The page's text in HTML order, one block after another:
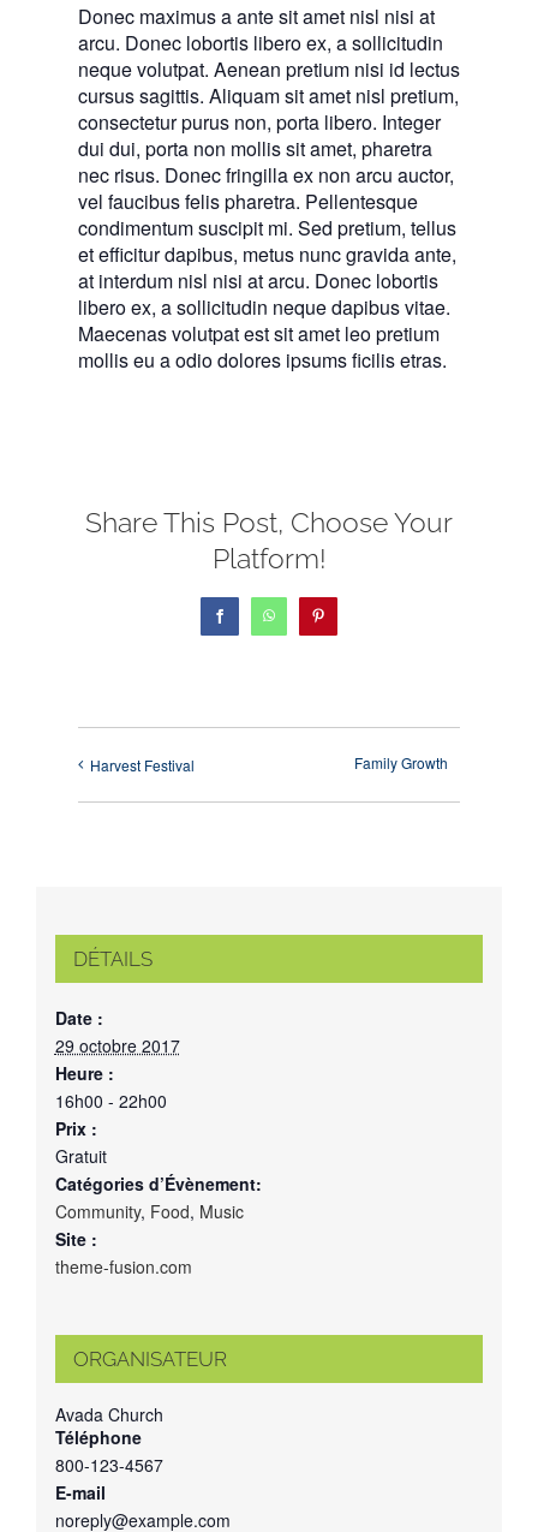
Donec maximus a ante sit amet nisl nisi at
arcu. Donec lobortis libero ex, a sollicitudin
neque volutpat. Aenean pretium nisi id lectus
cursus sagittis. Aliquam sit amet nisl pretium,
consectetur purus non, porta libero. Integer
dui dui, porta non mollis sit amet, pharetra
nec risus. Donec fringilla ex non arcu auctor,
vel faucibus felis pharetra. Pellentesque
condimentum suscipit mi. Sed pretium, tellus
et efficitur dapibus, metus nunc gravida ante,
at interdum nisl nisi at arcu. Donec lobortis
libero ex, a sollicitudin neque dapibus vitae.
Maecenas volutpat est sit amet leo pretium
mollis eu a odio dolores ipsums ficilis etras.
Share This Post, Choose Your
Platform!
FacebookWhatsApp
Harvest Festival Family Growth
DÉTAILS
Date :
29 octobre 2017
Heure :
16h00 - 22h00
Prix :
Gratuit
Catégories d’Évènement:
Community, Food, Music
Site :
theme-fusion.com
ORGANISATEUR
Avada Church
Téléphone
800-123-4567
E-mail
noreply@example.com